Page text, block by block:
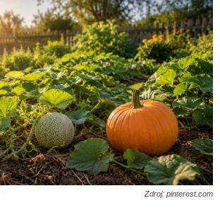
Zdroj: pinterest.com